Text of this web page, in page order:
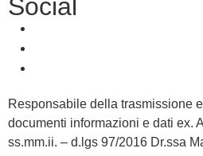
Social
Responsabile della trasmissione
documenti informazioni e dati ex.
ss.mm.ii. – d.lgs 97/2016 Dr.ssa